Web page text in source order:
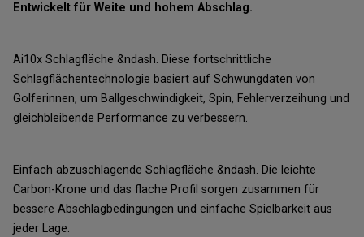
Entwickelt für Weite und hohem Abschlag.
Ai10x Schlagfläche &ndash. Diese fortschrittliche
Schlagflächentechnologie basiert auf Schwungdaten von
Golferinnen, um Ballgeschwindigkeit, Spin, Fehlerverzeihung und
gleichbleibende Performance zu verbessern.
Einfach abzuschlagende Schlagfläche &ndash. Die leichte
Carbon-Krone und das flache Profil sorgen zusammen für
bessere Abschlagbedingungen und einfache Spielbarkeit aus
jeder Lage.